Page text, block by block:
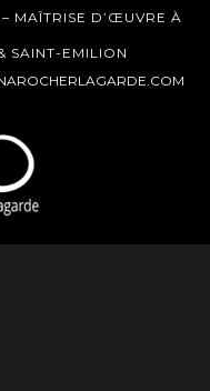
MAÎTRISE D’ŒUVRE À
SAINT-EMILION